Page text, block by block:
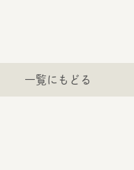
一覧にもどる